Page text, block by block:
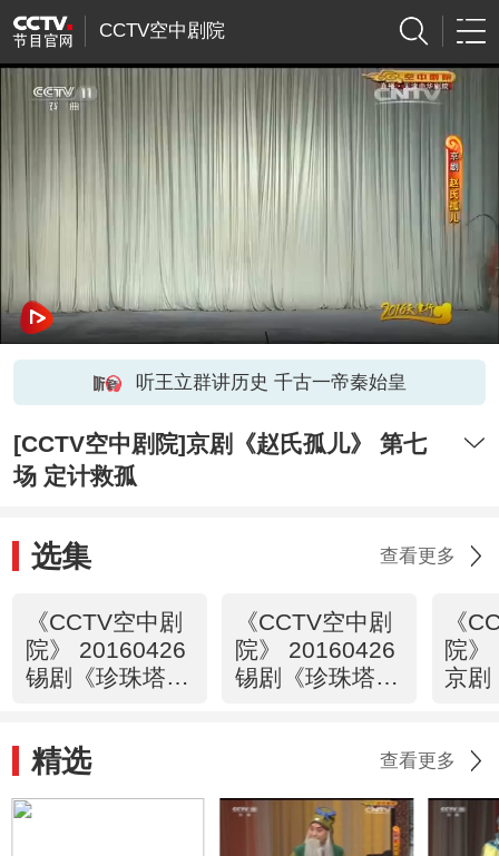
CCTV空中剧院
听王立群讲历史 千古一帝秦始皇
[CCTV空中剧院]京剧《赵氏孤儿》 第七
场 定计救孤
选集 查看更多
《CCTV空中剧
院》 20160426
锡剧《珍珠塔》
《CCTV空中剧
院》 20160426
锡剧《珍珠塔》
《
院》
京剧
精选 查看更多